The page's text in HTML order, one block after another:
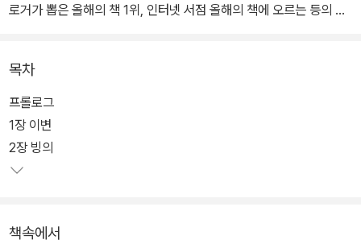
로거가 뽑은 올해의 책 1위, 인터넷 서점 올해의 책에 오르는 등의 저
다카노 가즈아키는, 밀도 있는 구성과 속도감 있는 전개뿐 아니라 사
회문제를 심도 있게 다루는 작품을 연달아 발표하여 사회파 미스터리
의 선두주자로 주목받아왔다. 이번에 출간된 <K.N의 비극>에서 임
신과 중절이라는 민감한 소재를 흥미로운 스토리에 담아 냄으로써 또
한 번 독자들에게 깊이 있는 메시지를 던진다.
션을 구입하고 아내 가나미와의 행복한 삶을 꿈꾼다. 그러던 어느 날
목차
프롤로그
1장 이변
2장 빙의
책속에서